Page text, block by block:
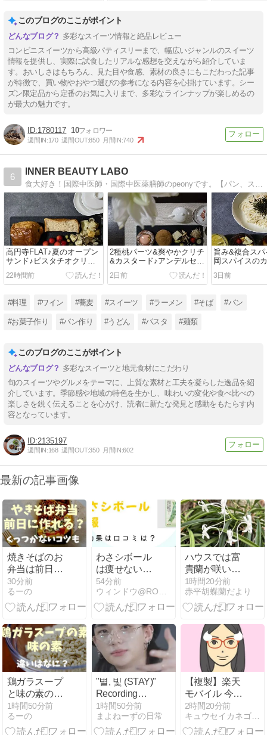
このブログのここがポイント
多彩なスイーツ情報と絶品レビュー
コンビニスイーツから高級パティスリーまで、幅広いジャンルのスイーツ
情報を提供し、実際に試食したリアルな感想を交えながら紹介していま
す。おいしさはもちろん、見た目や食感、素材の良さにもこだわった記事
が特徴で、買い物やおやつ選びの参考になる内容を心掛けています。シー
ズン限定品から定番のお気に入りまで、多彩なラインナップが楽しめるの
が最大の魅力です。
1780117 10
週間IN:170 週間OUT:850 月間IN:740
6
INNER BEAUTY LABO
食大好き！国際中医師・国際中医薬膳師のpeonyです。【パン、スイーツ、その他美味しいもの】【お菓子、パンなど粉モノ手作り】【逸品食材で楽しんだお料理、おうちごはん（しばしワインと♪）】など食探求を綴ります。
高円寺FLAT♪夏のオープン
サンド♪ピスタチオクリー
ムパン♪秀逸全粒粉食パン♪
などなど大満喫♪
22時間前
2種桃パーツ&爽やかクリチ
&カスタード♪アンデルセン
の新作デニッシュ(*^^*)♪
2日前
旨み&複合ス
岡スパイスの
っとソテーに
ミルクカレー
3日前
#料理 #ワイン #蕎麦 #スイーツ #ラーメン #そば #パン
#お菓子作り #パン作り #うどん #パスタ #麺類
このブログのここがポイント
多彩なスイーツと地元食材にこだわり
旬のスイーツやグルメをテーマに、上質な素材と工夫を凝らした逸品を紹
介しています。季節感や地域の特色を生かし、味わいの変化や食べ比べの
楽しさを鋭く伝えることを心がけ、読者に新たな発見と感動をもたらす内
容となっています。
2135197
週間IN:168 週間OUT:350 月間IN:602
最新の記事画像
焼きそばのお
弁当は前日に
作ってもい
い？くっつか
ないコツや詰
30分前
るーの
わさシボール
は痩せない？
効果や口コミ
評判を調査し
ました
54分前
ウィンドウ@ROOM
ハウスでは富
貴蘭が咲いて
います
1時間20分前
赤平胡蝶蘭だより
鶏ガラスープ
と味の素の違
いは？それぞ
れ向いてる料
理を調査
1時間50分前
るーの
"별, 빛 (STAY)"
Recording
Scene、
INTRO
1時間50分前
まよねーずの日常
【複製】楽天
モバイル 今月
も忘れずエン
トリー
2時間20分前
キュウセイカネゴンのブログ